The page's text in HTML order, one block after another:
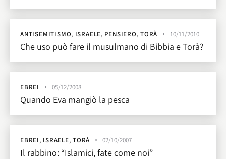
ANTISEMITISMO, ISRAELE, PENSIERO,TORÀ 10/11/2010
Che uso può fare il musulmano di Bibbia e Torà?
EBREI 05/12/2008
Quando Eva mangiò la pesca
EBREI, ISRAELE,TORÀ 02/10/2007
Il rabbino: “Islamici, fate come noi”